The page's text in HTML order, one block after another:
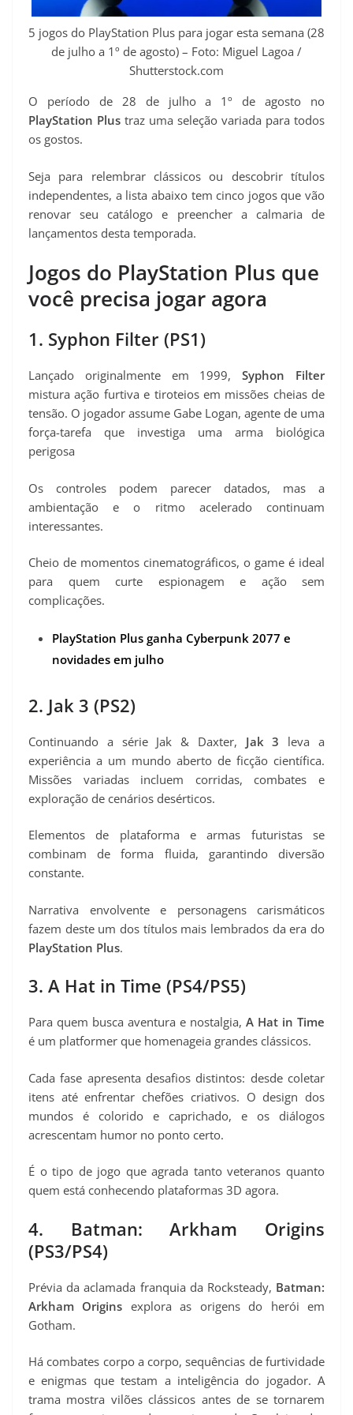
p
m
k
s
t
k
5 jogos do PlayStation Plus para jogar esta semana (28
de julho a 1º de agosto) – Foto: Miguel Lagoa /
Shutterstock.com
O período de 28 de julho a 1º de agosto no
PlayStation Plus traz uma seleção variada para todos
os gostos.
Seja para relembrar clássicos ou descobrir títulos
independentes, a lista abaixo tem cinco jogos que vão
renovar seu catálogo e preencher a calmaria de
lançamentos desta temporada.
Jogos do PlayStation Plus que
você precisa jogar agora
1. Syphon Filter (PS1)
Lançado originalmente em 1999,Syphon Filter
mistura ação furtiva e tiroteios em missões cheias de
tensão. O jogador assume Gabe Logan, agente de uma
força-tarefa que investiga uma arma biológica
perigosa
Os controles podem parecer datados, mas a
ambientação e o ritmo acelerado continuam
interessantes.
Cheio de momentos cinematográficos, o game é ideal
para quem curte espionagem e ação sem
complicações.
PlayStation Plus ganha Cyberpunk 2077 e
novidades em julho
2. Jak 3 (PS2)
Continuando a série Jak & Daxter, Jak 3 leva a
experiência a um mundo aberto de ficção científica.
Missões variadas incluem corridas, combates e
exploração de cenários desérticos.
Elementos de plataforma e armas futuristas se
combinam de forma fluida, garantindo diversão
constante.
Narrativa envolvente e personagens carismáticos
fazem deste um dos títulos mais lembrados da era do
PlayStation Plus.
3. A Hat in Time (PS4/PS5)
Para quem busca aventura e nostalgia, A Hat in Time
é um platformer que homenageia grandes clássicos.
Cada fase apresenta desafios distintos: desde coletar
itens até enfrentar chefões criativos. O design dos
mundos é colorido e caprichado, e os diálogos
acrescentam humor no ponto certo.
É o tipo de jogo que agrada tanto veteranos quanto
quem está conhecendo plataformas 3D agora.
4. Batman: Arkham Origins
(PS3/PS4)
Prévia da aclamada franquia da Rocksteady, Batman:
Arkham Origins explora as origens do herói em
Gotham.
Há combates corpo a corpo, sequências de furtividade
e enigmas que testam a inteligência do jogador. A
trama mostra vilões clássicos antes de se tornarem